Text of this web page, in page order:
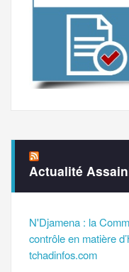
Actualité
N'Djamena : la
contrôle en matière
tchadinfos.com